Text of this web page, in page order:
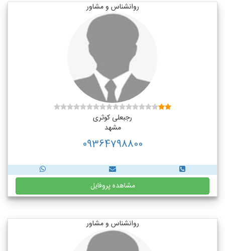
روانشناس و مشاور
رجبعلی کوثری
مشهد
09364798800
مشاهده پروفایل
روانشناس و مشاور